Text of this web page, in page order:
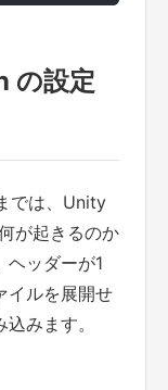
設定
では、Unity
が起きるのか
ヘッダーが1
イルを展開せ
みます。